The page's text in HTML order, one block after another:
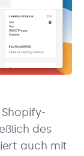
des
auch mit